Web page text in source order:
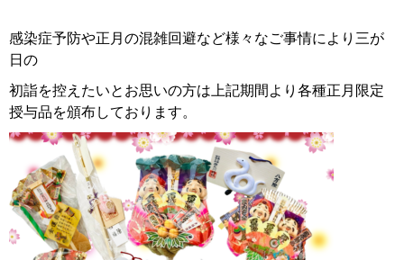
感染症予防や正月の混雑回避など様々なご事情により三が
日の
初詣を控えたいとお思いの方は上記期間より各種正月限定
授与品を頒布しております。